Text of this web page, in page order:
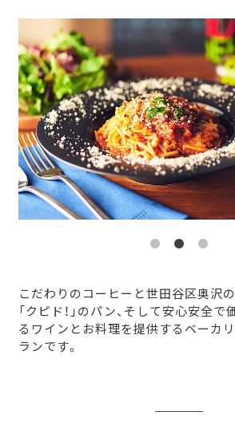
こだわりのコーヒーと世田谷区奥沢
「クピド！」のパン、そして安心安全
るワインとお料理を提供するベーカ
ランです。